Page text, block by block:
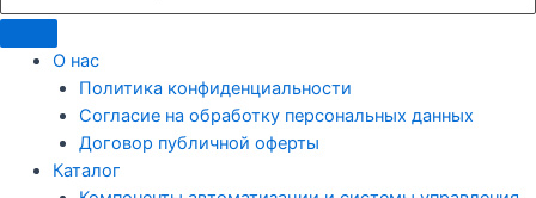
О нас
Политика конфиденциальности
Согласие на обработку персональных данных
Договор публичной оферты
Каталог